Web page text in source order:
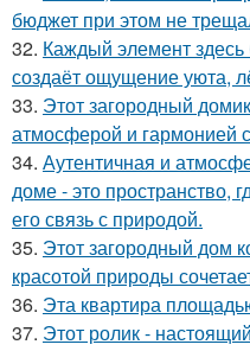
бюджет при этом не
32. Каждый элемент
создаёт ощущение уюта,
33. Этот загородный
атмосферой и гармонией
34. Аутентичная и
доме - это пространство,
его связь с природой.
35. Этот загородный дом
красотой природы
36. Эта квартира
37. Этот ролик -